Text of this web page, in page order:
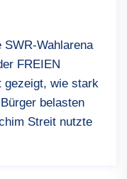
SWR-Wahlarena
FREIEN
gezeigt, wie stark
belasten
Streit nutzte